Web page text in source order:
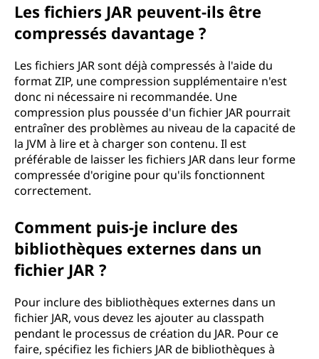
Les fichiers JAR peuvent-ils être
compressés davantage ?
Les fichiers JAR sont déjà compressés à l'aide du
format ZIP, une compression supplémentaire n'est
donc ni nécessaire ni recommandée. Une
compression plus poussée d'un fichier JAR pourrait
entraîner des problèmes au niveau de la capacité de
la JVM à lire et à charger son contenu. Il est
préférable de laisser les fichiers JAR dans leur forme
compressée d'origine pour qu'ils fonctionnent
correctement.
Comment puis-je inclure des
bibliothèques externes dans un
fichier JAR ?
Pour inclure des bibliothèques externes dans un
fichier JAR, vous devez les ajouter au classpath
pendant le processus de création du JAR. Pour ce
faire, spécifiez les fichiers JAR de bibliothèques à